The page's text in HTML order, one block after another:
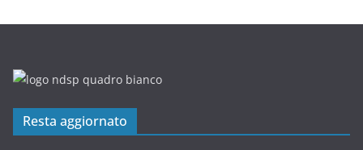
Resta aggiornato